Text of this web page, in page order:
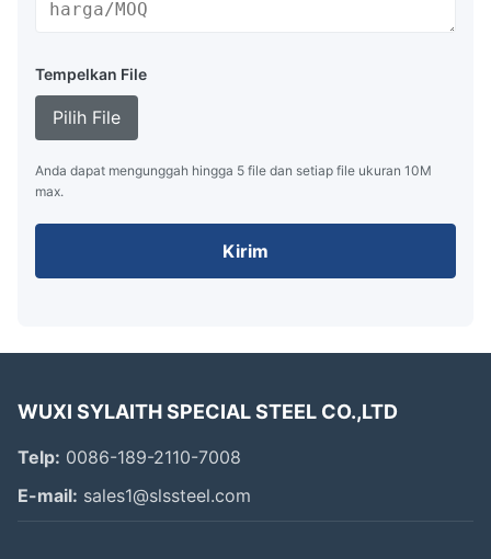
Tempelkan File
Pilih File
Anda dapat mengunggah hingga 5 file dan setiap file ukuran 10M
max.
Kirim
WUXI SYLAITH SPECIAL STEEL CO.,LTD
Telp: 0086-189-2110-7008
E-mail: sales1@slssteel.com